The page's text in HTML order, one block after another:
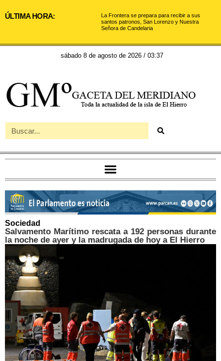
ÚLTIMA HORA:
La Frontera se prepara para recibir a sus
santos patronos, San Lorenzo y Nuestra
Señora de Candelaria
sábado 8 de agosto de 2026 / 03:37
Sociedad
Salvamento Marítimo rescata a 192 personas durante
la noche de ayer y la madrugada de hoy a El Hierro